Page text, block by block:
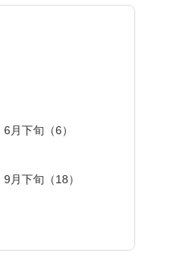
6月下旬（6）
9月下旬（18）